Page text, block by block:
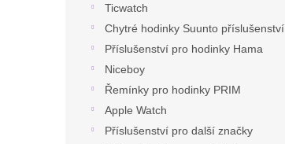
Ticwatch
Chytré hodinky Suunto příslušenství
Příslušenství pro hodinky Hama
Niceboy
Řemínky pro hodinky PRIM
Apple Watch
Příslušenství pro další značky